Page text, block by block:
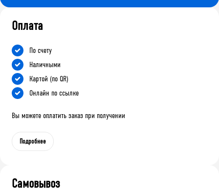
Оплата
По счету
Наличными
Картой (по QR)
Онлайн по ссылке
Вы можете оплатить заказ при получении
Подробнее
Самовывоз